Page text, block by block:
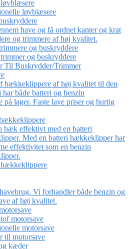
løvblæsere
have og få ordnet kanter og krat
og trimmere af høj kvalitet.
og buskryddere
og buskryddere
Til Buskrydder/Trimmer
hækkeklippere af høj kvalitet til den
både batteri og benzin
lager. Faste lave priser og hurtig
hæk effektivt med en batteri
Med en batteri hækkeklipper har
effektivitet som en benzin
Vi forhandler både benzin og
af høj kvalitet.
motorsave
motorsave
til motorsave
kæder